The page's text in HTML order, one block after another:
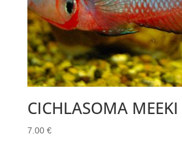
CICHLASOMA MEEKI
7.00 €